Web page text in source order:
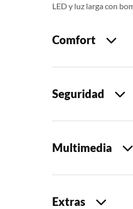
LED y luz larga con
Comfort
Seguridad
Multimedia
Extras